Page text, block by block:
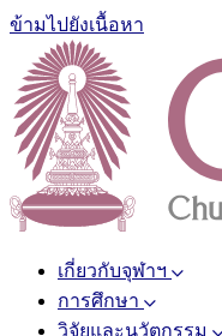
ข้ามไปยังเนื้อหา
เกี่ยวกับจุฬาฯ
การศึกษา
วิจัยและนวัตกรรม